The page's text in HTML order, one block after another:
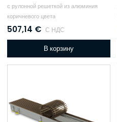
с рулонной решеткой из алюминия
коричневого цвета
507,14 € С НДС
В корзину